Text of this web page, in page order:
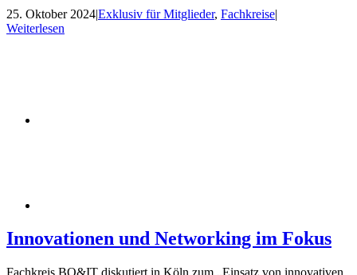
25. Oktober 2024|Exklusiv für Mitglieder, Fachkreise|
Weiterlesen
Innovationen und Networking im Fokus